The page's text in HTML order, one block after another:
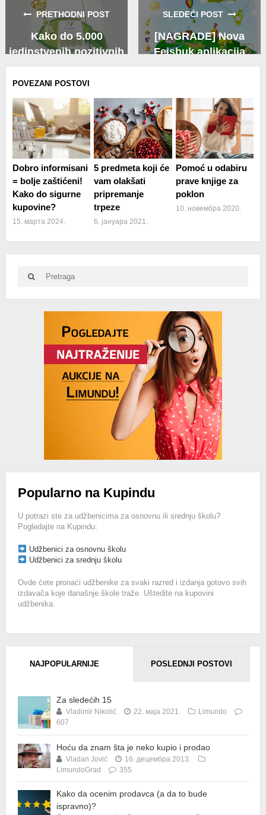
PRETHODNI POST
Kako do 5.000
jedinstvenih pozitivnih
ocena [Intervju
ContraMundum/TehnonetBeograd]
SLEDEĆI POST
[NAGRADE] Nova
Fejsbuk aplikacija
“LimundoGrad” —>
POVEZANI POSTOVI
Dobro informisani
= bolje zaštićeni!
Kako do sigurne
kupovine?
15. марта 2024.
5 predmeta koji će
vam olakšati
pripremanje
trpeze
6. јануара 2021.
Pomoć u odabiru
prave knjige za
poklon
10. новембра 2020.
for:
Search
Popularno na Kupindu
U potrazi ste za udžbenicima za osnovnu ili srednju školu?
Pogledajte na Kupindu:
Udžbenici za osnovnu školu
Udžbenici za srednju školu
Ovde ćete pronaći udžbenike za svaki razred i izdanja gotovo svih
izdavača koje današnje škole traže. Uštedite na kupovini
udžbenika.
NAJPOPULARNIJE POSLEDNJI POSTOVI
Za sledećih 15
Vladimir Nikolić 22. маја 2021.
Limundo
607
Hoću da znam šta je neko kupio i prodao
Vladan Jović
16. децембра 2013.
LimundoGrad
355
Kako da ocenim prodavca (a da to bude
ispravno)?